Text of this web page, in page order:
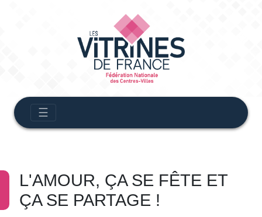
☰
L'AMOUR, ÇA SE FÊTE ET
ÇA SE PARTAGE !